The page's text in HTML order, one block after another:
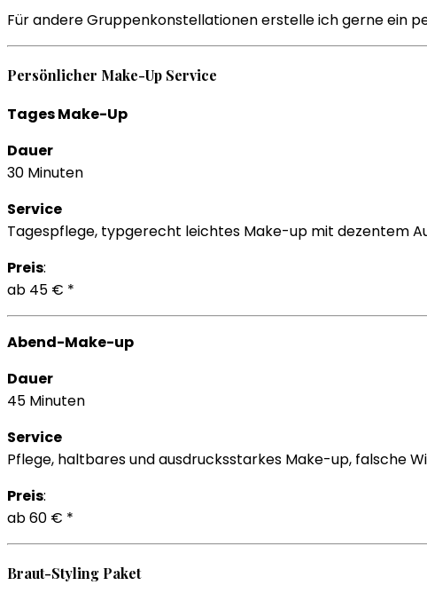
Für andere Gruppenkonstellationen erstelle ich gerne ein
Persönlicher Make-Up Service
Tages Make-Up
Dauer
30 Minuten
Service
Tagespflege, typgerecht leichtes Make-up mit dezentem
Preis:
ab 45 € *
Abend-Make-up
Dauer
45 Minuten
Service
Pflege, haltbares und ausdrucksstarkes Make-up, falsche
Preis:
ab 60 € *
Braut-Styling Paket